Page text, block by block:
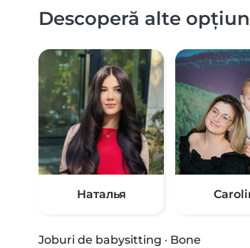
Descoperă alte
Наталья
Joburi de babysitting · Bone